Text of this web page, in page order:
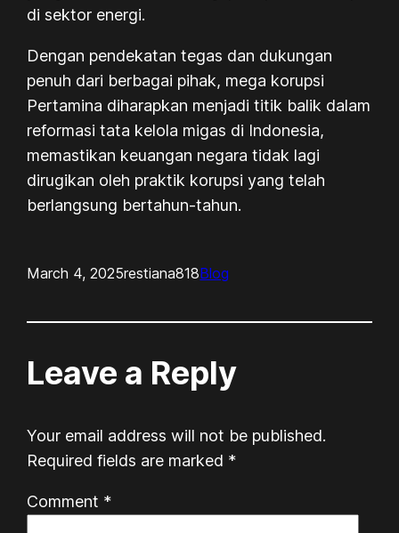
di sektor energi.
Dengan pendekatan tegas dan dukungan
penuh dari berbagai pihak, mega korupsi
Pertamina diharapkan menjadi titik balik dalam
reformasi tata kelola migas di Indonesia,
memastikan keuangan negara tidak lagi
dirugikan oleh praktik korupsi yang telah
berlangsung bertahun-tahun.
March 4, 2025restiana818Blog
Leave a Reply
Your email address will not be published.
Required fields are marked *
Comment *